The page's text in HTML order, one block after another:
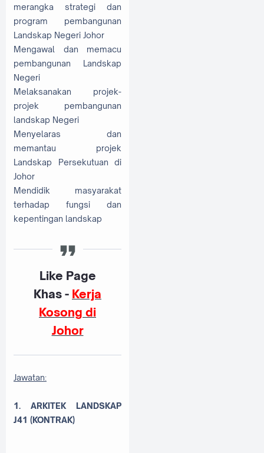
merangka strategi dan
program pembangunan
Landskap Negeri Johor
Mengawal dan memacu
pembangunan Landskap
Negeri
Melaksanakan projek-
projek pembangunan
landskap Negeri
Menyelaras dan
memantau projek
Landskap Persekutuan di
Johor
Mendidik masyarakat
terhadap fungsi dan
kepentingan landskap
Like Page
Khas - Kerja
Kosong di
Johor
Jawatan:
1. ARKITEK LANDSKAP
J41 (KONTRAK)